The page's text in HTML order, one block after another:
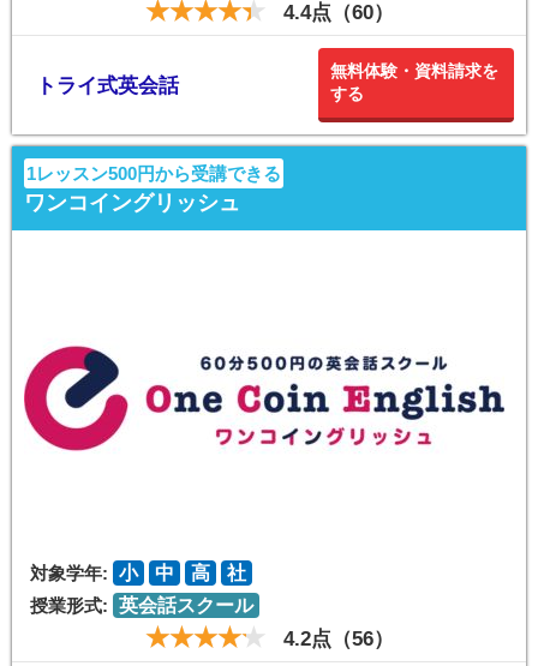
4.4点（60）
トライ式英会話
無料体験・資料請求を
する
1レッスン500円から受講できる
ワンコイングリッシュ
対象学年: 小 中 高
社
授業形式: 英会話スクール
4.2点（56）